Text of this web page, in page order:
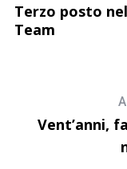
Terzo posto
Team
Vent’anni,